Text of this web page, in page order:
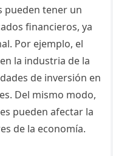
pueden tener un
financieros, ya
Por ejemplo, el
la industria de la
de inversión en
Del mismo modo,
pueden afectar la
de la economía.